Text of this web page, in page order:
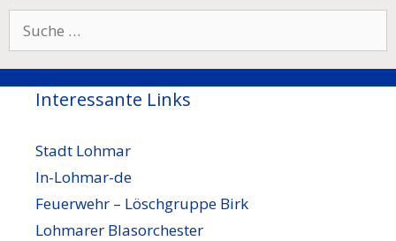
nach:
Interessante Links
Stadt Lohmar
In-Lohmar-de
Feuerwehr – Löschgruppe Birk
Lohmarer Blasorchester